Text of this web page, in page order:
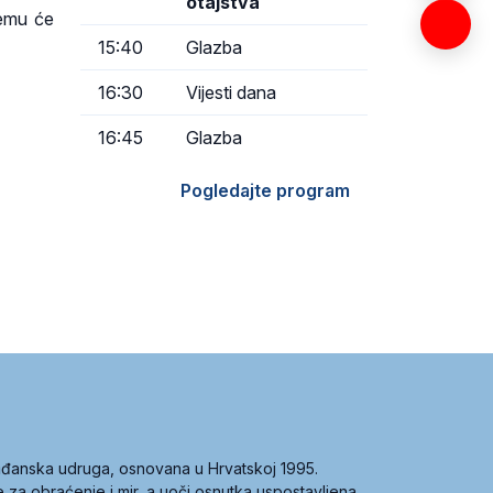
će
15:40 Glazba
16:30 Vijesti dana
16:45 Glazba
Pogledajte program
udruga, osnovana u Hrvatskoj 1995.